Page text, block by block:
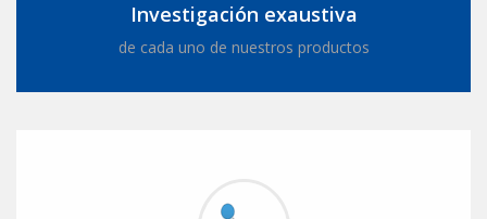
Investigación exaustiva
de cada uno de nuestros productos